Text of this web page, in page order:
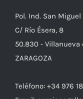
Pol. Ind. San Miguel
C/ Río Ésera, 8
50.830 - Villanueva
ZARAGOZA
Teléfono: +34 976